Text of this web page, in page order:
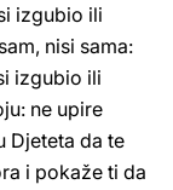
izgubio ili
nisi sama:
izgubio ili
ne upire
Djeteta da te
i pokaže ti da